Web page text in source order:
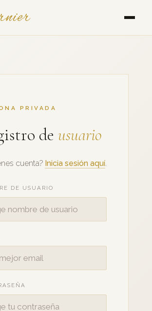
PRIVADA
de usuario
cuenta? Inicia sesión aquí
DE USUARIO